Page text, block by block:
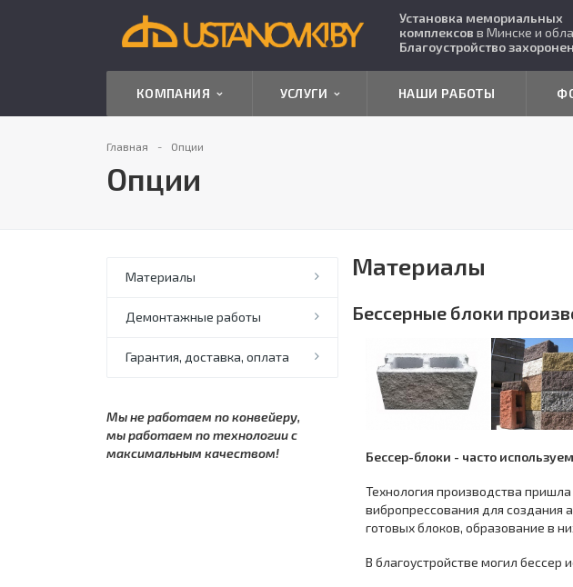
Установка мемориальных
комплексов в Минске и
Благоустройство
КОМПАНИЯ УСЛУГИ НАШИ РАБОТЫ
Главная Опции
Опции
Материалы
Демонтажные работы
Гарантия, доставка, оплата
Мы не работаем по конвейеру,
мы работаем по технологии с
максимальным качеством!
Материалы
Бессерные блоки
Бессер-блоки - часто
Технология производства
вибропрессования для создания
готовых блоков, образование в
В благоустройстве могил бессер